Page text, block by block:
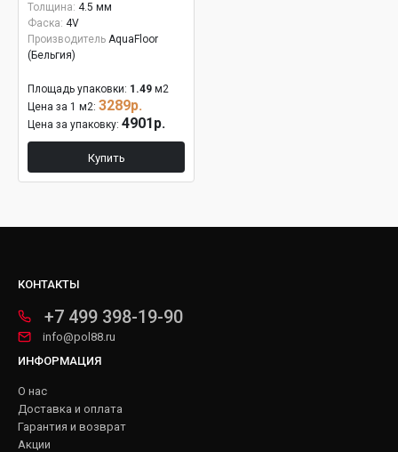
Толщина: 4.5 мм
Фаска: 4V
Производитель AquaFloor
(Бельгия)
Площадь упаковки: 1.49 м2
Цена за 1 м2: 3289р.
Цена за упаковку: 4901р.
Купить
КОНТАКТЫ
+7 499 398-19-90
info@pol88.ru
ИНФОРМАЦИЯ
О нас
Доставка и оплата
Гарантия и возврат
Акции